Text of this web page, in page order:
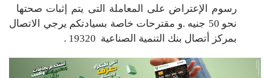
رسوم الإعتراض على المعاملة التى يتم إثبات صحتها
نحو 50 جنيه .و مقترحات خاصة بسيادتكم يرجي الاتصال
بمركز أتصال بنك التنمية الصناعية 19320 .